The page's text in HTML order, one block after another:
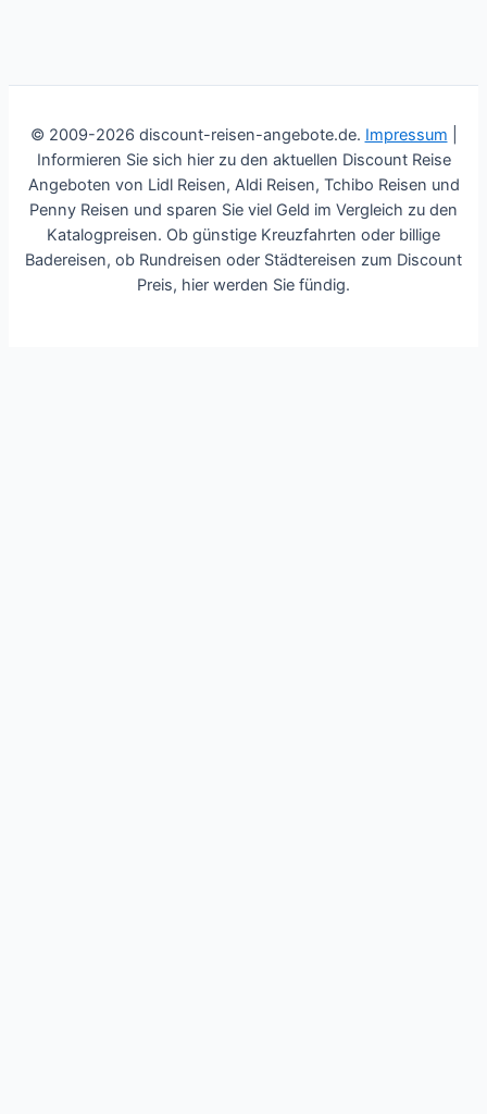
© 2009-2026 discount-reisen-angebote.de. Impressum
Informieren Sie sich hier zu den aktuellen Discount Reise
Angeboten von Lidl Reisen, Aldi Reisen, Tchibo Reisen und
Penny Reisen und sparen Sie viel Geld im Vergleich zu den
Katalogpreisen. Ob günstige Kreuzfahrten oder billige
Badereisen, ob Rundreisen oder Städtereisen zum Discount
Preis, hier werden Sie fündig.